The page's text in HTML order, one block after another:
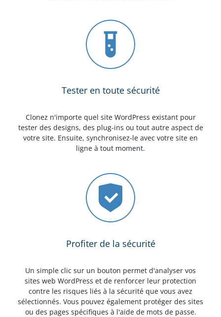
Tester en toute sécurité
Clonez n'importe quel site WordPress existant pour
tester des designs, des plug-ins ou tout autre aspect de
votre site. Ensuite, synchronisez-le avec votre site en
ligne à tout moment.
Profiter de la sécurité
Un simple clic sur un bouton permet d'analyser vos
sites web WordPress et de renforcer leur protection
contre les risques liés à la sécurité que vous avez
sélectionnés. Vous pouvez également protéger des sites
ou des pages spécifiques à l'aide de mots de passe.